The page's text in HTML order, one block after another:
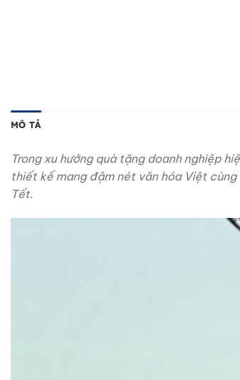
MÔ TẢ
Trong xu hướng quà tặng doanh nghiệp
thiết kế mang đậm nét văn hóa Việt
Tết.